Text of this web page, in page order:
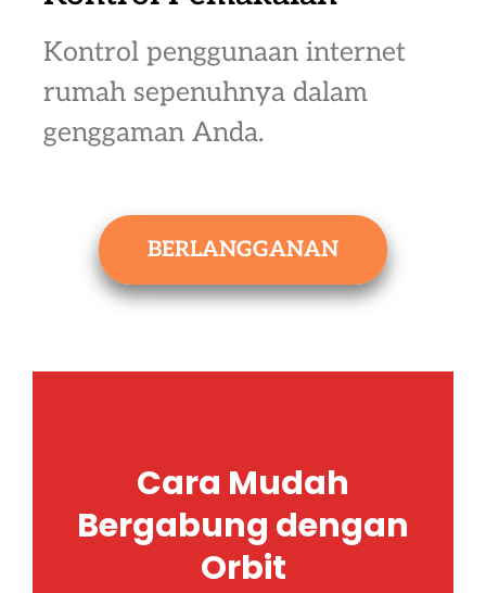
Kontrol penggunaan internet
rumah sepenuhnya dalam
genggaman Anda.
BERLANGGANAN
Cara Mudah
Bergabung dengan
Orbit